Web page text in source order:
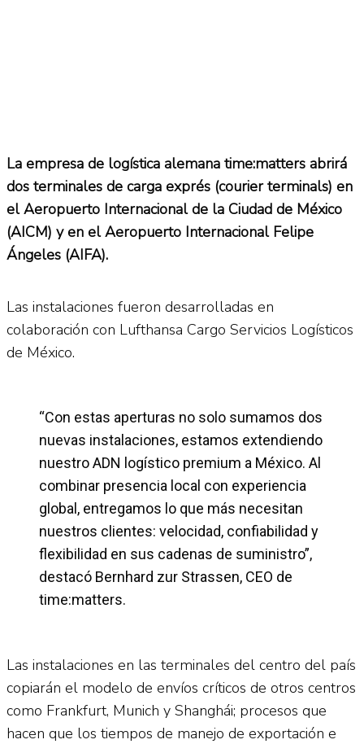
La empresa de logística alemana time:matters abrirá
dos terminales de carga exprés (courier terminals) en
el Aeropuerto Internacional de la Ciudad de México
(AICM) y en el Aeropuerto Internacional Felipe
Ángeles (AIFA).
Las instalaciones fueron desarrolladas en
colaboración con Lufthansa Cargo Servicios Logísticos
de México.
“Con estas aperturas no solo sumamos dos
nuevas instalaciones, estamos extendiendo
nuestro ADN logístico premium a México. Al
combinar presencia local con experiencia
global, entregamos lo que más necesitan
nuestros clientes: velocidad, confiabilidad y
flexibilidad en sus cadenas de suministro”,
destacó Bernhard zur Strassen, CEO de
time:matters.
Las instalaciones en las terminales del centro del país
copiarán el modelo de envíos críticos de otros centros
como Frankfurt, Munich y Shanghái; procesos que
hacen que los tiempos de manejo de exportación e